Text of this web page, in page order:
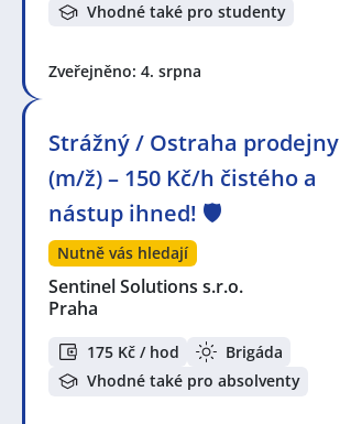
Vhodné také pro studenty
Zveřejněno: 4. srpna
Strážný / Ostraha prodejny
(m/ž) – 150 Kč/h čistého a
nástup ihned! 🛡️
Nutně vás hledají
Sentinel Solutions s.r.o.
Praha
175 Kč / hod
Brigáda
Vhodné také pro absolventy